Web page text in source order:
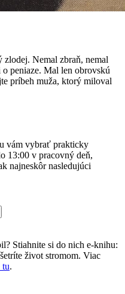
zlodej. Nemal zbraň, nemal
peniaze. Mal len obrovskú
príbeh muža, ktorý miloval
vám vybrať prakticky
13:00 v pracovný deň,
najneskôr nasledujúci
Stiahnite si do nich e-knihu:
život stromom. Viac
tu.